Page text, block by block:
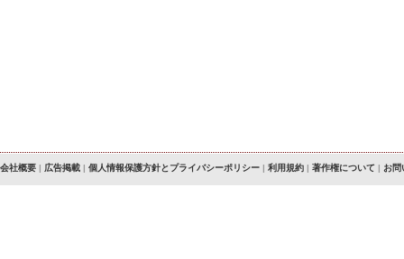
会社概要 | 広告掲載 | 個人情報保護方針とプライバシーポリシー | 利用規約 | 著作権について | お問